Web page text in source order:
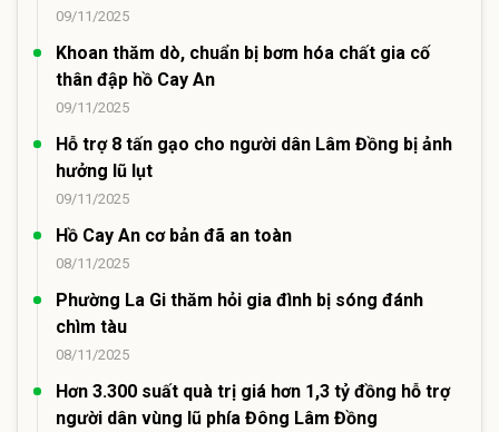
09/11/2025
Khoan thăm dò, chuẩn bị bơm hóa chất gia cố
thân đập hồ Cay An
09/11/2025
Hỗ trợ 8 tấn gạo cho người dân Lâm Đồng bị ảnh
hưởng lũ lụt
09/11/2025
Hồ Cay An cơ bản đã an toàn
08/11/2025
Phường La Gi thăm hỏi gia đình bị sóng đánh
chìm tàu
08/11/2025
Hơn 3.300 suất quà trị giá hơn 1,3 tỷ đồng hỗ trợ
người dân vùng lũ phía Đông Lâm Đồng